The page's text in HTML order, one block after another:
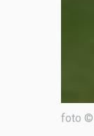
foto ©